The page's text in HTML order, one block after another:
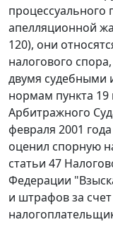
процессуального
апелляционной
120), они
налогового
двумя судебными
нормам пункта 19
Арбитражного
февраля 2001
оценил спорную
статьи 47
Федерации
и штрафов за